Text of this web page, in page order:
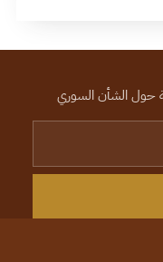
حول الشأن السوري